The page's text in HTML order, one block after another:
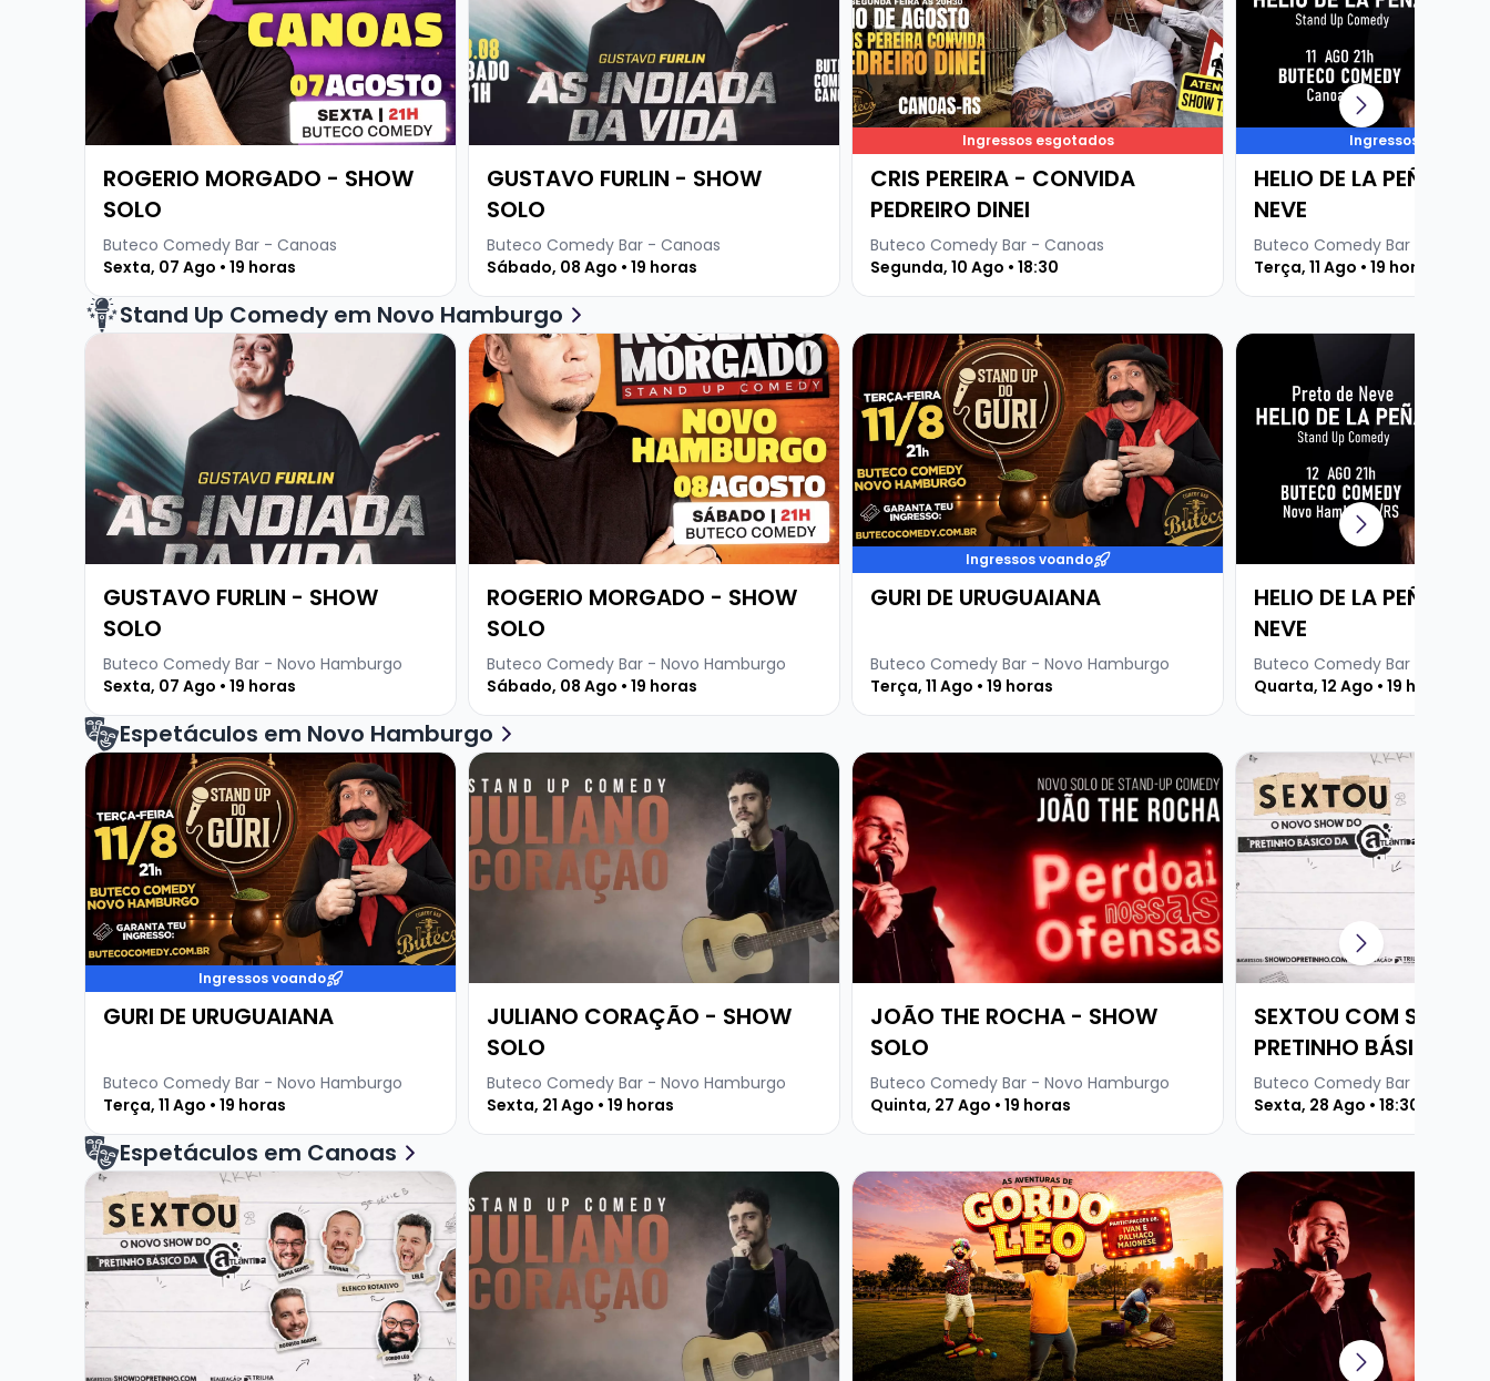
ROGERIO MORGADO - SHOW
SOLO
Buteco Comedy Bar - Canoas
Sexta, 07 Ago • 19 horas
GUSTAVO FURLIN - SHOW
SOLO
Buteco Comedy Bar - Canoas
Sábado, 08 Ago • 19 horas
Ingressos esgotados
CRIS PEREIRA - CONVIDA
PEDREIRO DINEI
Buteco Comedy Bar - Canoas
Segunda, 10 Ago • 18:30
Ingressos voando
HELIO DE LA PEÑA -
NEVE
Buteco Comedy Bar - Canoas
Terça, 11 Ago • 19 horas
Stand Up Comedy em Novo Hamburgo
Veja mais sobre GUSTAVO FURLIN - SHOW SOLO
GUSTAVO FURLIN - SHOW
SOLO
Buteco Comedy Bar - Novo Hamburgo
Sexta, 07 Ago • 19 horas
Veja mais sobre ROGERIO MORGADO - SHOW SOLO
ROGERIO MORGADO - SHOW
SOLO
Buteco Comedy Bar - Novo Hamburgo
Sábado, 08 Ago • 19 horas
Veja mais sobre GURI DE URUGUAIANA
Ingressos voando
GURI DE URUGUAIANA
Buteco Comedy Bar - Novo Hamburgo
Terça, 11 Ago • 19 horas
Veja mais sobre HELIO DE LA
HELIO DE LA PEÑA -
NEVE
Buteco Comedy Bar - Novo
Quarta, 12 Ago • 19 horas
Espetáculos em Novo Hamburgo
Veja mais sobre GURI DE URUGUAIANA
Ingressos voando
GURI DE URUGUAIANA
Buteco Comedy Bar - Novo Hamburgo
Terça, 11 Ago • 19 horas
Veja mais sobre JULIANO CORAÇÃO - SHOW SOLO
JULIANO CORAÇÃO - SHOW
SOLO
Buteco Comedy Bar - Novo Hamburgo
Sexta, 21 Ago • 19 horas
Veja mais sobre JOÃO THE ROCHA - SHOW SOLO
JOÃO THE ROCHA - SHOW
SOLO
Buteco Comedy Bar - Novo Hamburgo
Quinta, 27 Ago • 19 horas
Veja mais sobre SEXTOU
SEXTOU COM
PRETINHO BÁSICO
Buteco Comedy Bar - Novo
Sexta, 28 Ago • 18:30
Espetáculos em Canoas
Veja mais sobre SEXTOU COM STANDUP DO PRETINHO BÁSICOVeja mais sobre JULIANO CORAÇÃO - SHOW SOLOVeja mais sobre AS AVENTURAS DE GORDO LÉOVeja mais sobre JOÃO THE